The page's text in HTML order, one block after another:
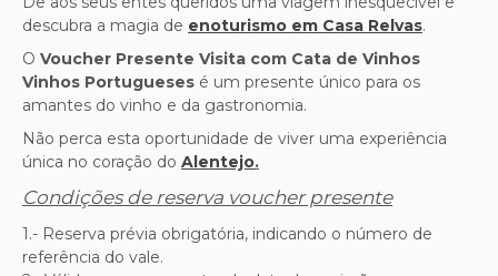
descubra a magia de enoturismo em Casa Relvas.
O Voucher Presente Visita com Cata de Vinhos
Vinhos Portugueses é um presente único para os
amantes do vinho e da gastronomia.
Não perca esta oportunidade de viver uma experiência
única no coração do Alentejo.
Condições de reserva voucher presente
1.- Reserva prévia obrigatória, indicando o número de
referência do vale.